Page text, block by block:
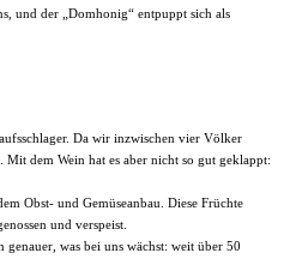
und der „Domhonig“ entpuppt sich als
Da wir inzwischen vier Völker
dem Wein hat es aber nicht so gut geklappt:
Obst- und Gemüseanbau. Diese Früchte
und verspeist.
was bei uns wächst: weit über 50